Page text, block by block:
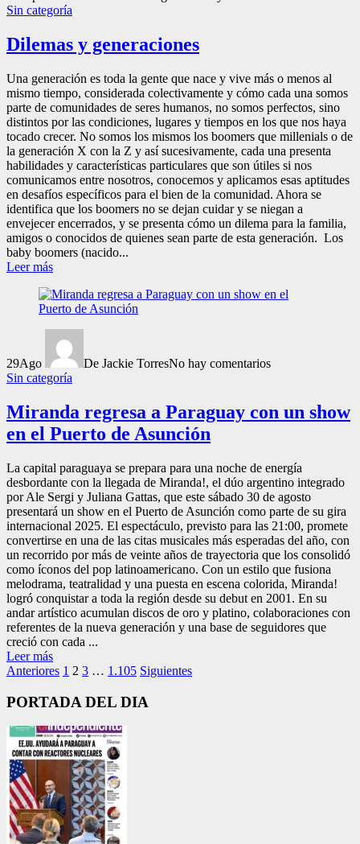
Sin categoría
Dilemas y generaciones
Una generación es toda la gente que nace y vive más o menos al
mismo tiempo, considerada colectivamente y cómo cada una somos
parte de comunidades de seres humanos, no somos perfectos, sino
distintos por las condiciones, lugares y tiempos en los que nos haya
tocado crecer. No somos los mismos los boomers que millenials o de
la generación X con la Z y así sucesivamente, cada una presenta
habilidades y características particulares que son útiles si nos
comunicamos entre nosotros, conocemos y aplicamos esas aptitudes
en desafíos específicos para el bien de la comunidad. Ahora se
identifica que los boomers no se dejan cuidar y se niegan a
envejecer encerrados, y se presenta cómo un dilema para la familia,
amigos o conocidos de quienes sean parte de esta generación. Los
baby boomers (nacido...
Leer más
29Ago De Jackie TorresNo hay comentarios
Sin categoría
Miranda regresa a Paraguay con un show
en el Puerto de Asunción
La capital paraguaya se prepara para una noche de energía
desbordante con la llegada de Miranda!, el dúo argentino integrado
por Ale Sergi y Juliana Gattas, que este sábado 30 de agosto
presentará un show en el Puerto de Asunción como parte de su gira
internacional 2025. El espectáculo, previsto para las 21:00, promete
convertirse en una de las citas musicales más esperadas del año, con
un recorrido por más de veinte años de trayectoria que los consolidó
como íconos del pop latinoamericano. Con un estilo que fusiona
melodrama, teatralidad y una puesta en escena colorida, Miranda!
logró conquistar a toda la región desde su debut en 2001. En su
andar artístico acumulan discos de oro y platino, colaboraciones con
referentes de la nueva generación y una base de seguidores que
creció con cada ...
Leer más
Paginación
de
Anteriores 1 2 3 … 1.105 Siguientes
PORTADA DEL DIA